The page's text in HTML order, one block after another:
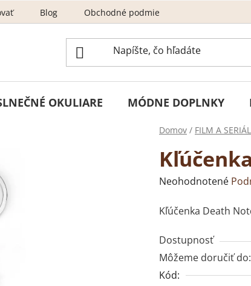
Blog Obchodné podmienky
OKULIARE MÓDNE DOPLNKY
Domov / FILM A SERIÁL
Priemerné
produktu
0,0
z
5
Neohodnotené
Kľúčenka Death
Dostupnosť
Môžeme doručiť do:
Kód: